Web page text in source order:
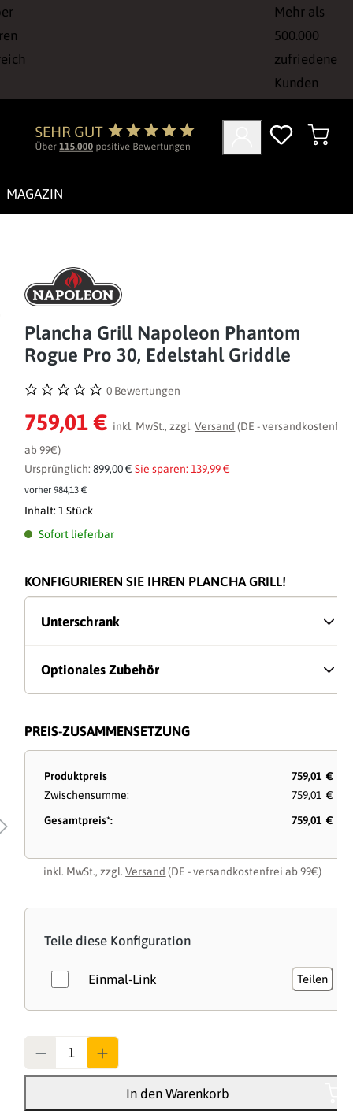
Mehr als
500.000
zufriedene
Kunden
MAGAZIN
Plancha Grill Napoleon Phantom
Rogue Pro 30, Edelstahl Griddle
Durchschnittliche Bewertung von 0 von 5 Sternen
0 Bewertungen
759,01 € inkl. MwSt., zzgl.Versand (DE - versandkostenfrei
ab 99€)
Ursprünglich:899,00 €Sie sparen: 139,99 €
vorher 984,13 €
Inhalt:1 Stück
Sofort lieferbar
KONFIGURIEREN SIE IHREN PLANCHA GRILL!
Unterschrank
Optionales Zubehör
PREIS-ZUSAMMENSETZUNG
Produktpreis
759,01 €
Zwischensumme:
759,01 €
Gesamtpreis*:
759,01 €
inkl. MwSt., zzgl.Versand (DE - versandkostenfrei ab 99€)
Teile diese Konfiguration
Einmal-Link Teilen
In den Warenkorb